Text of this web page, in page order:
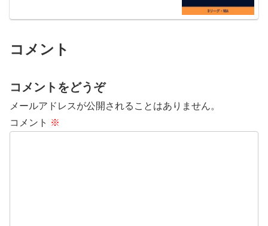
コメント
コメントをどうぞ
メールアドレスが公開されることはありません。
コメント ※